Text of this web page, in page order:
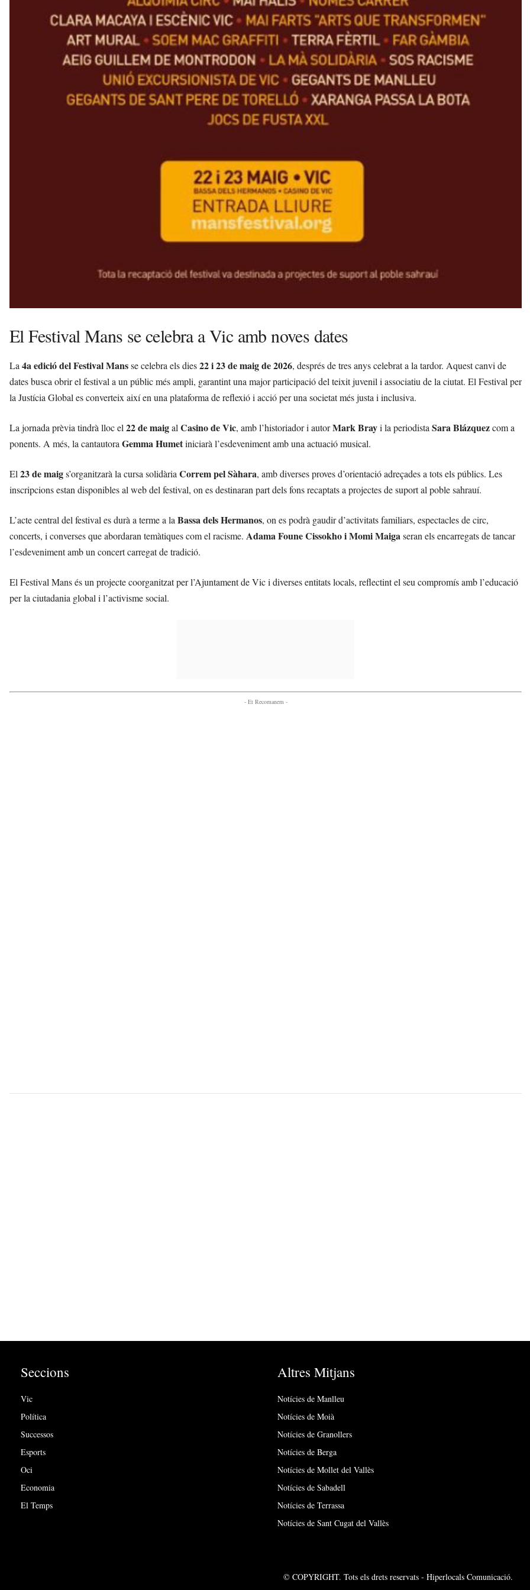
El Festival Mans se celebra a Vic amb noves dates
La 4a edició del Festival Mansse celebra els dies22 i 23 de maig de 2026, després de tres anys celebrat a la tardor. Aquest canvi de
dates busca obrir el festival a un públic més ampli, garantint una major participació del teixit juvenil i associatiu de la ciutat. El Festival per
la Justícia Global es converteix així en una plataforma de reflexió i acció per una societat més justa i inclusiva.
La jornada prèvia tindrà lloc el 22 de maigal Casino de Vic, amb l’historiador i autorMark Brayi la periodista Sara Blázquezcom a
ponents. A més, la cantautora Gemma Humetiniciarà l’esdeveniment amb una actuació musical.
El 23 de maigs’organitzarà la cursa solidària Correm pel Sàhara, amb diverses proves d’orientació adreçades a tots els públics. Les
inscripcions estan disponibles al web del festival, on es destinaran part dels fons recaptats a projectes de suport al poble sahrauí.
L’acte central del festival es durà a terme a la Bassa dels Hermanos, on es podrà gaudir d’activitats familiars, espectacles de circ,
concerts, i converses que abordaran temàtiques com el racisme. Adama Foune Cissokho i Momi Maigaseran els encarregats de tancar
l’esdeveniment amb un concert carregat de tradició.
El Festival Mans és un projecte coorganitzat per l’Ajuntament de Vic i diverses entitats locals, reflectint el seu compromís amb l’educació
per la ciutadania global i l’activisme social.
- Et Recomanem -
Seccions
Vic
Política
Successos
Esports
Oci
Economia
El Temps
Altres Mitjans
Notícies de Manlleu
Notícies de Moià
Notícies de Granollers
Notícies de Berga
Notícies de Mollet del Vallès
Notícies de Sabadell
Notícies de Terrassa
Notícies de Sant Cugat del Vallès
© COPYRIGHT. Tots els drets reservats - Hiperlocals Comunicació.